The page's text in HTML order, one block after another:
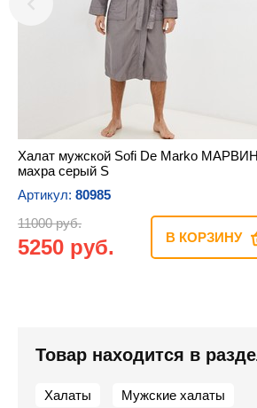
Халат мужской Sofi De Marko МАРВИН
махра серый S
Артикул: 80985
11000 руб.
5250 руб. В КОРЗИНУ
Товар находится в
Халаты Мужские халаты